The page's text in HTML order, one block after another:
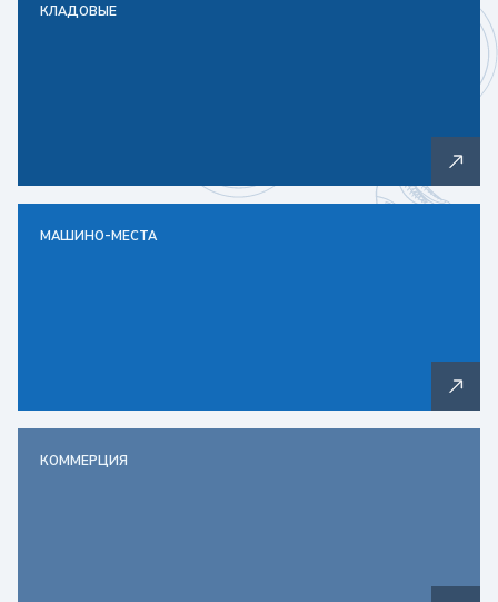
КЛАДОВЫЕ
МАШИНО-МЕСТА
КОММЕРЦИЯ